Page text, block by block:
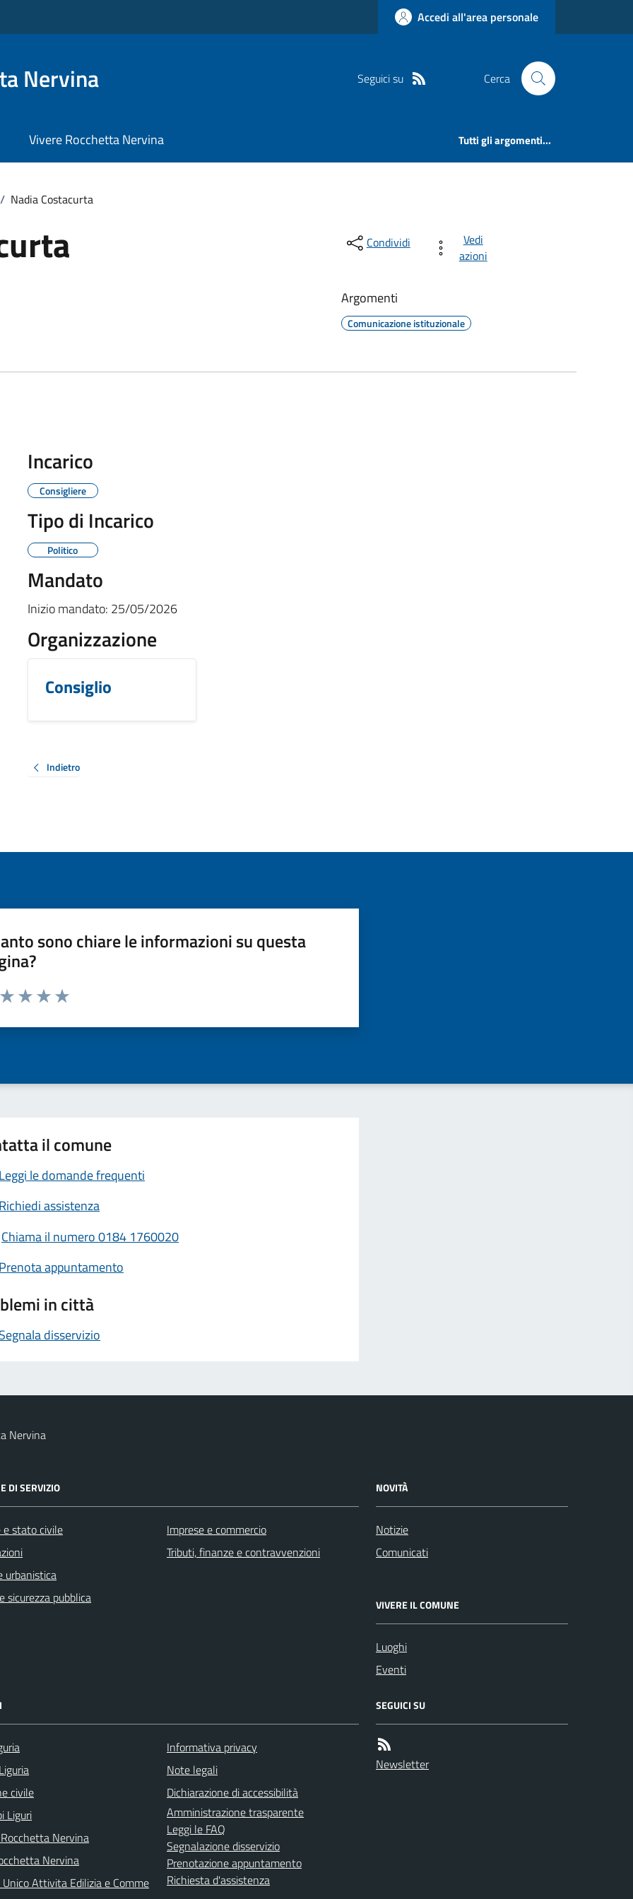
Accedi all'area personale
Nervina Seguici su Cerca
Vivere Rocchetta Nervina Tutti gli argomenti...
/ Nadia Costacurta
Condividi
Vedi
azioni
Argomenti
Comunicazione istituzionale
Incarico
Consigliere
Tipo di Incarico
Politico
Mandato
Inizio mandato: 25/05/2026
Organizzazione
Consiglio
Indietro
sono chiare le informazioni su questa
da 1 a 5 stelle la pagina
il comune
le domande frequenti
assistenza
Chiama il numero 0184 1760020
appuntamento
in città
disservizio
Nervina
DI SERVIZIO
e stato civile
urbanistica
sicurezza pubblica
Imprese e commercio
Tributi, finanze e contravvenzioni
NOVITÀ
Notizie
Comunicati
VIVERE IL COMUNE
Luoghi
Eventi
civile
Liguri
Nervina
Nervina
Attivita Edilizia e Comme
Informativa privacy
Note legali
Dichiarazione di accessibilità
Amministrazione trasparente
Leggi le FAQ
Segnalazione disservizio
Prenotazione appuntamento
Richiesta d'assistenza
SEGUICI SU
Newsletter